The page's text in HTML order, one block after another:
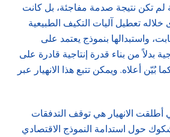
لم تكن نتيجة صدمة مفاجئة، بل كانت
تعطيل آليات التكيف الطبيعية
واستبدالها بنموذج يعتمد على
بدلاً من بناء قدرة إنتاجية قادرة على
بُيّن أعلاه. ويمكن تتبع هذا الانهيار عبر
أطلقت الانهيار هي توقف التدفقات
حول استدامة النموذج الاقتصادي